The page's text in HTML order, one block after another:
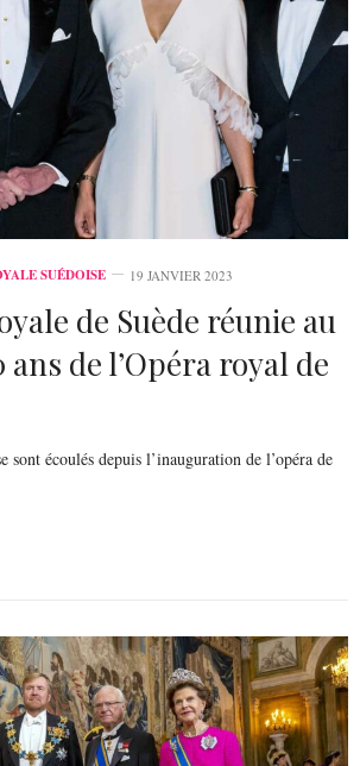
SUÉDOISE 19 JANVIER 2023
de Suède réunie au
ans de l’Opéra royal de
sont écoulés depuis l’inauguration de l’opéra de